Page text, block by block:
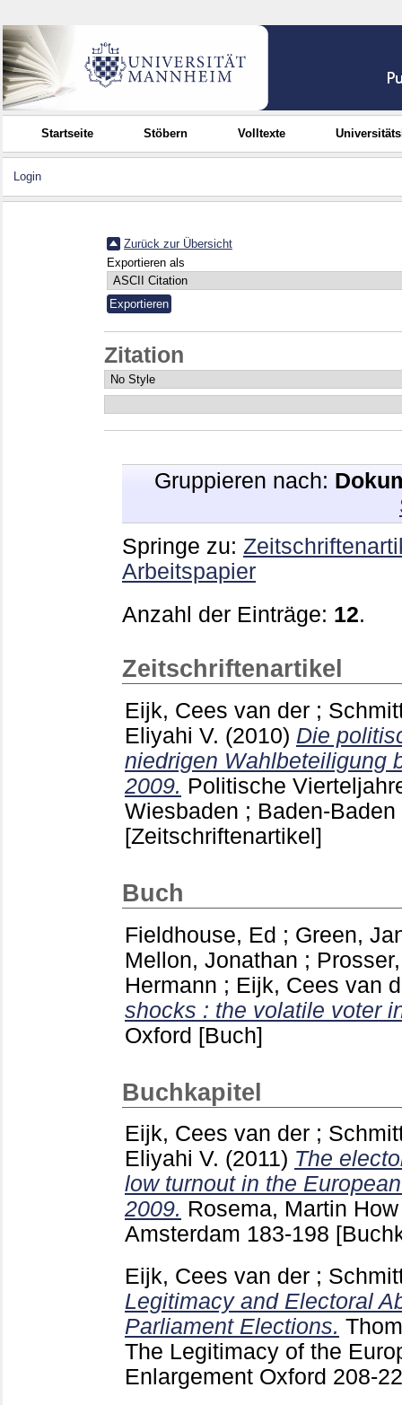
Startseite Stöbern Volltexte
Login
Zurück zur Übersicht
Exportieren als
Zitation
Gruppieren nach:
Springe zu:
Arbeitspapier
Anzahl der Einträge: 12.
Zeitschriftenartikel
Eijk, Cees van der ;
Eliyahi V. (2010) Die
niedrigen Wahlbeteiligung
2009. Politische
Wiesbaden ; Baden-Baden
[Zeitschriftenartikel]
Buch
Fieldhouse, Ed ; Green,
Mellon, Jonathan ;
Hermann ; Eijk, Cees van
shocks : the volatile voter
Oxford [Buch]
Buchkapitel
Eijk, Cees van der ;
Eliyahi V. (2011) The
low turnout in the
2009. Rosema, Martin
Amsterdam 183-198
Eijk, Cees van der ;
Legitimacy and Electoral
Parliament Elections.
The Legitimacy of the
Enlargement Oxford 208-